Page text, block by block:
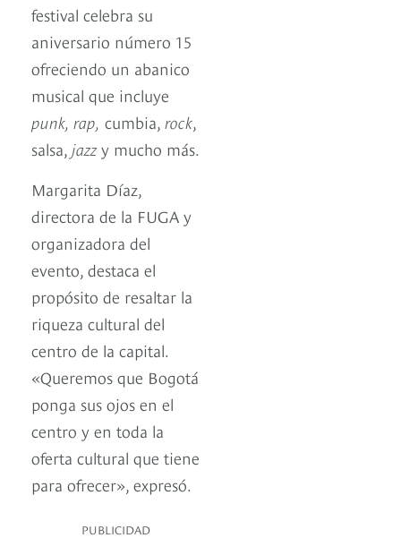
festival celebra su
aniversario número 15
ofreciendo un abanico
musical que incluye
punk, rap, cumbia, rock,
salsa, jazz y mucho más.
Margarita Díaz,
directora de la FUGA y
organizadora del
evento, destaca el
propósito de resaltar la
riqueza cultural del
centro de la capital.
«Queremos que Bogotá
ponga sus ojos en el
centro y en toda la
oferta cultural que tiene
para ofrecer», expresó.
PUBLICIDAD